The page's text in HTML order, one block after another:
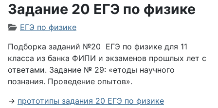
Задание 20 ЕГЭ по физике
Информация о материале
ЕГЭ по физике
Подборка заданий №20 ЕГЭ по физике для 11
класса из банка ФИПИ и экзаменов прошлых лет с
ответами. Задание № 29: «етоды научного
познания. Проведение опытов».
→ прототипы задания 20 ЕГЭ по физике